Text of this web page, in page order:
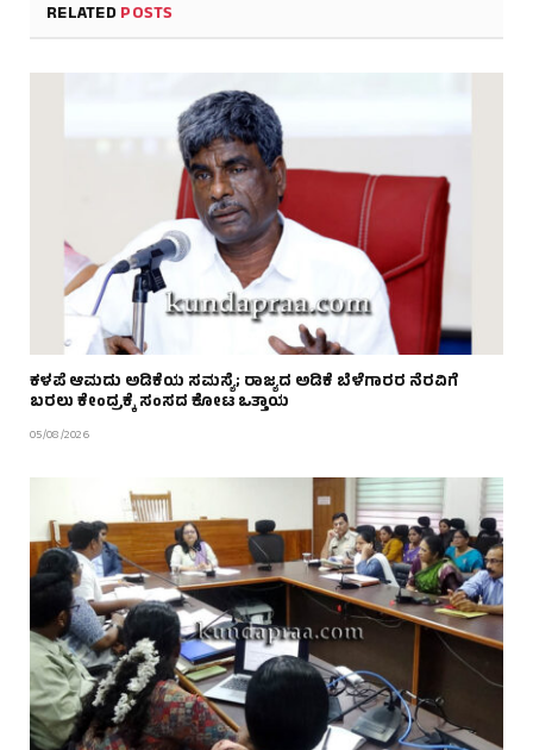
RELATEDPOSTS
ಕಳಪೆ ಆಮದು ಅಡಿಕೆಯ ಸಮಸ್ಯೆ; ರಾಜ್ಯದ ಅಡಿಕೆ ಬೆಳೆಗಾರರ ನೆರವಿಗೆ
ಬರಲು ಕೇಂದ್ರಕ್ಕೆ ಸಂಸದ ಕೋಟ ಒತ್ತಾಯ
05/08/2026